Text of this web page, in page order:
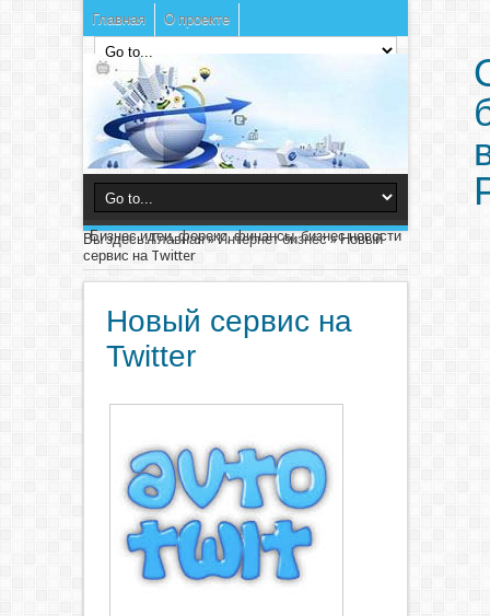
Главная О проекте
Бизнес идеи, форекс, финансы, бизнес новости
Вы здесь:Главная»Интернет бизнес»Новый
сервис на Twitter
Новый сервис на
Twitter